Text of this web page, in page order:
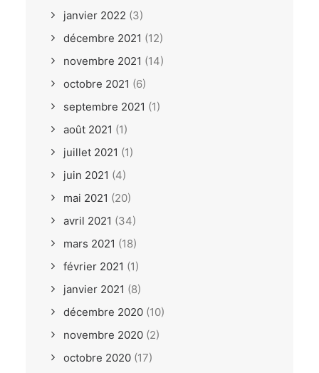
janvier 2022 (3)
décembre 2021 (12)
novembre 2021 (14)
octobre 2021 (6)
septembre 2021 (1)
août 2021 (1)
juillet 2021 (1)
juin 2021 (4)
mai 2021 (20)
avril 2021 (34)
mars 2021 (18)
février 2021 (1)
janvier 2021 (8)
décembre 2020 (10)
novembre 2020 (2)
octobre 2020 (17)